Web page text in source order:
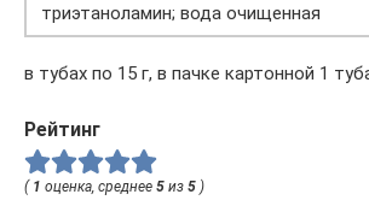
триэтаноламин; вода очищенная
в тубах по 15 г, в пачке картонной 1
Рейтинг
( 1 оценка, среднее 5 из 5 )